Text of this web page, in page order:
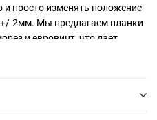
и просто изменять положение
2мм. Мы предлагаем планки
и евровинт, что дает
решений. Планки
комфорта.